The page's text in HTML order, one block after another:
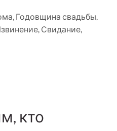
,Годовщина свадьбы,
,Свидание,
кто